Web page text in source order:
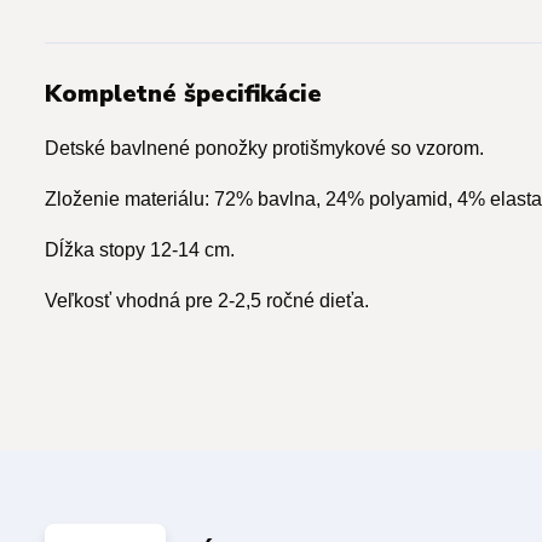
Kompletné špecifikácie
Detské bavlnené ponožky protišmykové so vzorom.
Zloženie materiálu: 72% bavlna, 24% polyamid, 4%
Dĺžka stopy 12-14 cm.
Veľkosť vhodná pre 2-2,5 ročné dieťa.